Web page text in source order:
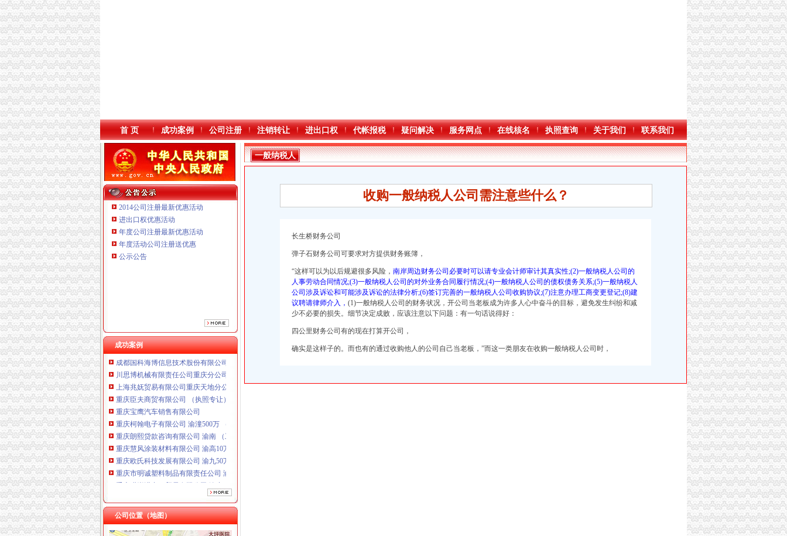
首 页 成功案例 公司注册 注销转让 进出口权 代帐报税 疑问解决 服务网点 在线核名 执照查询 关于我们 联系我们
2014公司注册最新优惠活动
进出口权优惠活动
年度公司注册最新优惠活动
年度活动公司注册送优惠
公示公告
成功案例
重庆臣夫商贸有限公司 （执照专让）
重庆市明诚塑料制品有限责任公司 渝高100万 （进出口权）
重庆瑾崇进出口贸易有限公司 渝中100万 （进出口权）
成都国科海博信息技术股份有限公司重庆分公司 渝江 （工商注册）
川思博机械有限责任公司重庆分公司 渝江 （工商注册）
上海兆妩贸易有限公司重庆天地分公司 渝中 （工商注册）
重庆臣夫商贸有限公司 （执照专让）
重庆宝鹰汽车销售有限公司
重庆柯翰电子有限公司 渝潼500万 （进出口权）
重庆朗熙贷款咨询有限公司 渝南 （工商注册）
重庆慧风涂装材料有限公司 渝高10万 （工商注册）
重庆欧氏科技发展有限公司 渝九50万 （进出口权）
重庆市明诚塑料制品有限责任公司 渝高100万 （进出口权）
重庆瑾崇进出口贸易有限公司 渝中100万 （进出口权）
成都国科海博信息技术股份有限公司重庆分公司 渝江 （工商注册）
川思博机械有限责任公司重庆分公司 渝江 （工商注册）
上海兆妩贸易有限公司重庆天地分公司 渝中 （工商注册）
公司位置（地图）
一般纳税人
收购一般纳税人公司需注意些什么？
长生桥财务公司
弹子石财务公司可要求对方提供财务账簿，
“这样可以为以后规避很多风险， 南岸周边财务公司必要时可以请专业会计师审计其真实性;(2)一般纳税人公司的
人事劳动合同情况;(3)一般纳税人公司的对外业务合同履行情况;(4)一般纳税人公司的债权债务关系;(5)一般纳税人
公司涉及诉讼和可能涉及诉讼的法律分析;(6)签订完善的一般纳税人公司收购协议;(7)注意办理工商变更登记;(8)建
议聘请律师介入， (1)一般纳税人公司的财务状况，开公司当老板成为许多人心中奋斗的目标，避免发生纠纷和减
少不必要的损失。细节决定成败，应该注意以下问题：有一句话说得好：
四公里财务公司有的现在打算开公司，
确实是这样子的。而也有的通过收购他人的公司自己当老板，”而这一类朋友在收购一般纳税人公司时，